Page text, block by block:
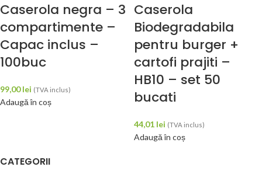
CATEGORII
Caserola negra – 3
compartimente –
Capac inclus –
100buc
99,00lei (TVA inclus)
Adaugă în coș
Caserola
Biodegradabila
pentru burger +
cartofi prajiti –
HB10 – set 50
bucati
44,01 lei (TVA inclus)
Adaugă în coș